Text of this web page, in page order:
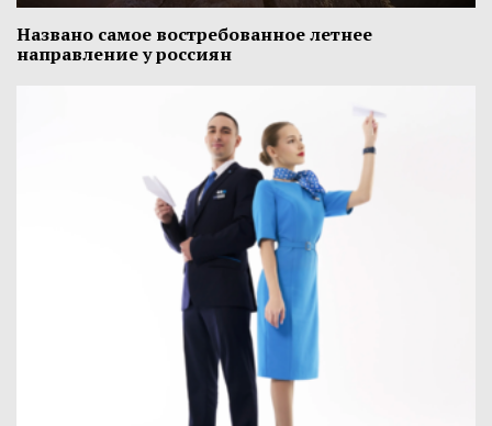
Названо самое востребованное летнее
направление у россиян